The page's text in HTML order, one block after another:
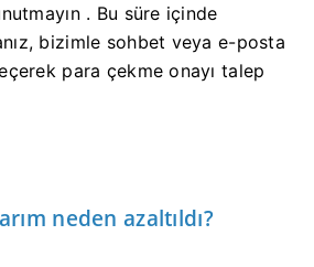
. Bu süre içinde
bizimle sohbet veya e-posta
para çekme onayı talep
neden azaltıldı?